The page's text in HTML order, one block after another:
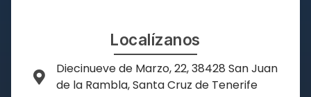
Localízanos
Diecinueve de Marzo, 22, 38428 San Juan
de la Rambla, Santa Cruz de Tenerife